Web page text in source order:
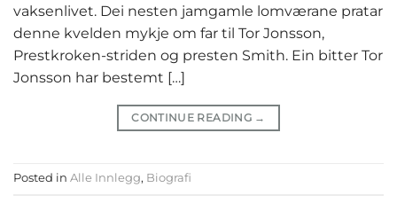
vaksenlivet. Dei nesten jamgamle lomværane pratar
denne kvelden mykje om far til Tor Jonsson,
Prestkroken-striden og presten Smith. Ein bitter Tor
Jonsson har bestemt […]
CONTINUE READING →
Posted in Alle Innlegg, Biografi